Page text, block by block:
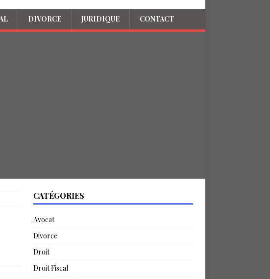
DIVORCE JURIDIQUE CONTACT
CATÉGORIES
Avocat
Divorce
Droit
Droit Fiscal